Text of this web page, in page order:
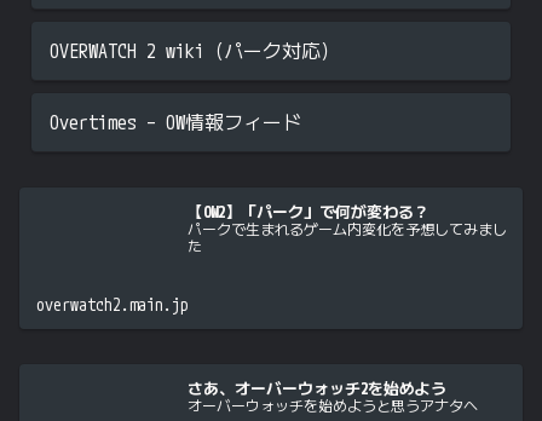
OVERWATCH 2 wiki（パーク対応）
Overtimes – OW情報フィード
【OW2】「パーク」で何が変わる？
パークで生まれるゲーム内変化を予想してみまし
た
overwatch2.main.jp
さあ、オーバーウォッチ2を始めよう
オーバーウォッチを始めようと思うアナタへ